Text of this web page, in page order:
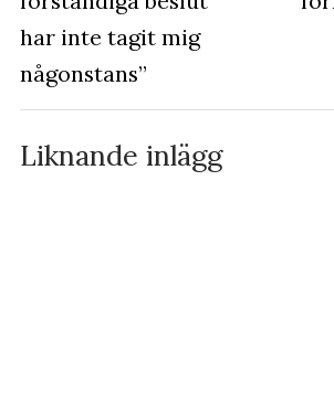
har inte tagit mig
någonstans”
Liknande inlägg